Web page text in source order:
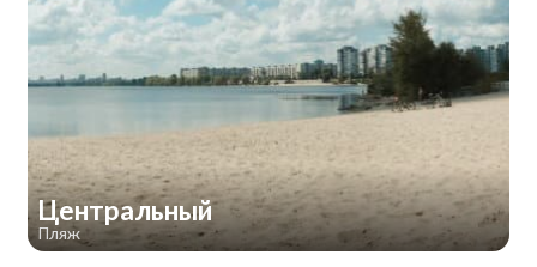
Центральный
Пляж